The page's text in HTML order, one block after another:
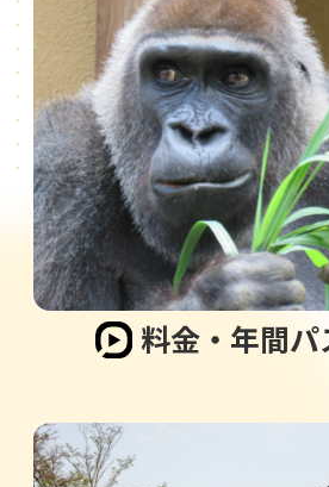
料金・年間パ